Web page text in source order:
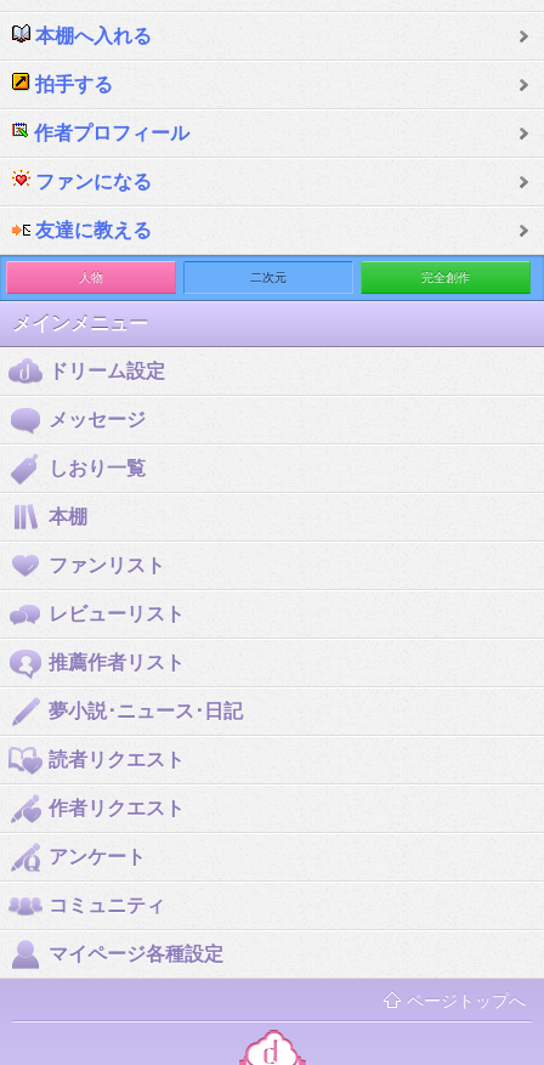
本棚へ入れる
拍手する
作者プロフィール
ファンになる
友達に教える
人物 二次元 完全創作
メインメニュー
ドリーム設定
メッセージ
しおり一覧
本棚
ファンリスト
レビューリスト
推薦作者リスト
夢小説･ニュース･日記
読者リクエスト
作者リクエスト
アンケート
コミュニティ
マイページ各種設定
ページトップへ